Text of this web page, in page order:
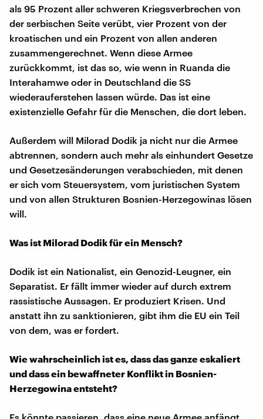
als 95 Prozent aller schweren Kriegsverbrechen von
der serbischen Seite verübt, vier Prozent von der
kroatischen und ein Prozent von allen anderen
zusammengerechnet. Wenn diese Armee
zurückkommt, ist das so, wie wenn in Ruanda die
Interahamwe oder in Deutschland die SS
wiederauferstehen lassen würde. Das ist eine
existenzielle Gefahr für die Menschen, die dort leben.
Außerdem will Milorad Dodik ja nicht nur die Armee
abtrennen, sondern auch mehr als einhundert Gesetze
und Gesetzesänderungen verabschieden, mit denen
er sich vom Steuersystem, vom juristischen System
und von allen Strukturen Bosnien-Herzegowinas lösen
will.
Was ist Milorad Dodik für ein Mensch?
Dodik ist ein Nationalist, ein Genozid-Leugner, ein
Separatist. Er fällt immer wieder auf durch extrem
rassistische Aussagen. Er produziert Krisen. Und
anstatt ihn zu sanktionieren, gibt ihm die EU ein Teil
von dem, was er fordert.
Wie wahrscheinlich ist es, dass das ganze eskaliert
und dass ein bewaffneter Konflikt in Bosnien-
Herzegowina entsteht?